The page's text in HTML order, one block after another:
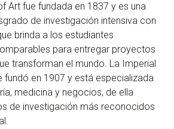
Art fue fundada en 1837 y es una
de investigación intensiva con
brinda a los estudiantes
para entregar proyectos
transforman el mundo. La Imperial
fundó en 1907 y está especializada
medicina y negocios, de ella
de investigación más reconocidos